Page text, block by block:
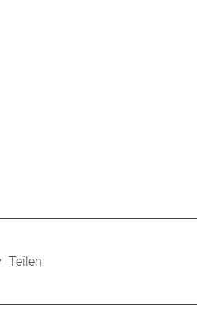
Teilen